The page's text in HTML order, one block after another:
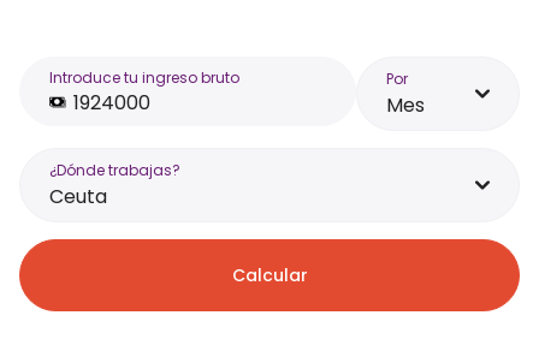
Introduce tu ingreso bruto Por
Mes
¿Dónde trabajas?
Ceuta
Calcular